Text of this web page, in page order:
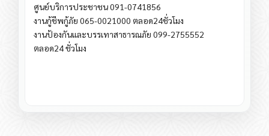
ศูนย์บริการประชาชน 091-0741856
งานกู้ชีพกู้ภัย 065-0021000 ตลอด24ชั่วโมง
งานป้องกันและบรรเทาสาธารณภัย 099-2755552
ตลอด24 ชั่วโมง